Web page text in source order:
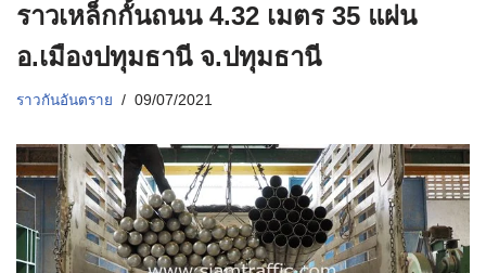
ราวเหล็กกั้นถนน 4.32 เมตร 35 แผ่น
อ.เมืองปทุมธานี จ.ปทุมธานี
ราวกันอันตราย 09/07/2021